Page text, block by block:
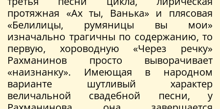
протяжная «Ах ты, Ванька» и плясовая
«Белилицы, румяницы вы мои»
изначально трагичны по содержанию, то
первую, хороводную «Через речку»
Рахманинов просто выворачивает
«наизнанку». Имеющая в народном
варианте шутливый характер
величальной свадебной песни, у